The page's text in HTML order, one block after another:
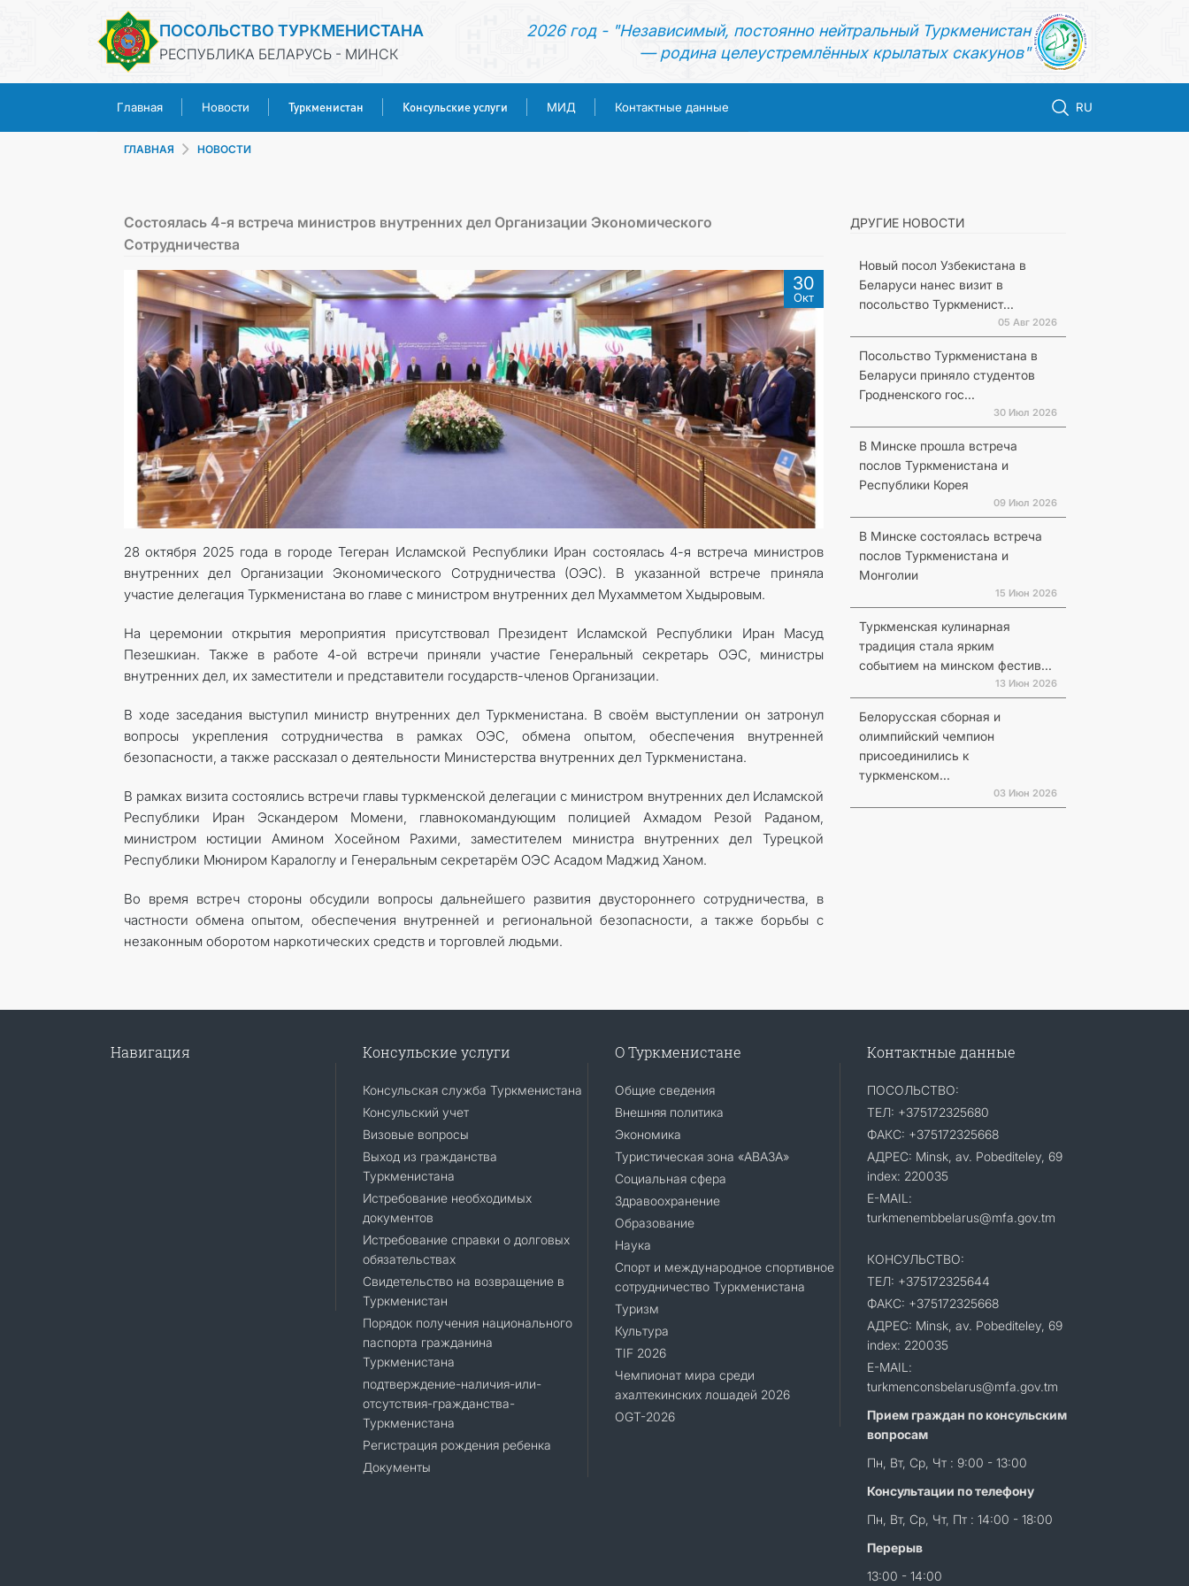
ПОСОЛЬСТВО ТУРКМЕНИСТАНА
РЕСПУБЛИКА БЕЛАРУСЬ - МИНСК
2026 год - "Независимый, постоянно нейтральный Туркменистан
— родина целеустремлённых крылатых скакунов"
Главная Новости Туркменистан Консульские услуги МИД Контактные данные RU
КОНСУЛЬСКИЕ УСЛУГИ
МИД
КОНТАКТНЫЕ ДАННЫЕ
ГЛАВНАЯ НОВОСТИ
Состоялась 4-я встреча министров внутренних дел Организации Экономического
Сотрудничества
30
Окт
28 октября 2025 года в городе Тегеран Исламской Республики Иран состоялась 4-я встреча министров
внутренних дел Организации Экономического Сотрудничества (ОЭС). В указанной встрече приняла
участие делегация Туркменистана во главе с министром внутренних дел Мухамметом Хыдыровым.
На церемонии открытия мероприятия присутствовал Президент Исламской Республики Иран Масуд
Пезешкиан. Также в работе 4-ой встречи приняли участие Генеральный секретарь ОЭС, министры
внутренних дел, их заместители и представители государств-членов Организации.
В ходе заседания выступил министр внутренних дел Туркменистана. В своём выступлении он затронул
вопросы укрепления сотрудничества в рамках ОЭС, обмена опытом, обеспечения внутренней
безопасности, а также рассказал о деятельности Министерства внутренних дел Туркменистана.
В рамках визита состоялись встречи главы туркменской делегации с министром внутренних дел Исламской
Республики Иран Эскандером Момени, главнокомандующим полицией Ахмадом Резой Раданом,
министром юстиции Амином Хосейном Рахими, заместителем министра внутренних дел Турецкой
Республики Мюниром Каралоглу и Генеральным секретарём ОЭС Асадом Маджид Ханом.
Во время встреч стороны обсудили вопросы дальнейшего развития двустороннего сотрудничества, в
частности обмена опытом, обеспечения внутренней и региональной безопасности, а также борьбы с
незаконным оборотом наркотических средств и торговлей людьми.
ДРУГИЕ НОВОСТИ
Новый посол Узбекистана в
Беларуси нанес визит в
посольство Туркменист...
05 Авг 2026
Посольство Туркменистана в
Беларуси приняло студентов
Гродненского гос...
30 Июл 2026
В Минске прошла встреча
послов Туркменистана и
Республики Корея
09 Июл 2026
В Минске состоялась встреча
послов Туркменистана и
Монголии
15 Июн 2026
Туркменская кулинарная
традиция стала ярким
событием на минском фестив...
13 Июн 2026
Белорусская сборная и
олимпийский чемпион
присоединились к
туркменском...
03 Июн 2026
Навигация Консульские услуги
Консульская служба Туркменистана
Консульский учет
Визовые вопросы
Выход из гражданства
Туркменистана
Истребование необходимых
документов
Истребование справки о долговых
обязательствах
Свидетельство на возвращение в
Туркменистан
Порядок получения национального
паспорта гражданина
Туркменистана
подтверждение-наличия-или-
отсутствия-гражданства-
Туркменистана
Регистрация рождения ребенка
Документы
О Туркменистане
Общие сведения
Внешняя политика
Экономика
Туристическая зона «АВАЗА»
Социальная сфера
Здравоохранение
Образование
Наука
Спорт и международное спортивное
сотрудничество Туркменистана
Туризм
Культура
TIF 2026
Чемпионат мира среди
ахалтекинских лошадей 2026
OGT-2026
Контактные данные
ПОСОЛЬСТВО:
ТЕЛ: +375172325680
ФАКС: +375172325668
АДРЕС: Minsk, av. Pobediteley, 69
index: 220035
E-MAIL:
turkmenembbelarus@mfa.gov.tm
КОНСУЛЬСТВО:
ТЕЛ: +375172325644
ФАКС: +375172325668
АДРЕС: Minsk, av. Pobediteley, 69
index: 220035
E-MAIL:
turkmenconsbelarus@mfa.gov.tm
Прием граждан по консульским
вопросам
Пн, Вт, Ср, Чт : 9:00 - 13:00
Консультации по телефону
Пн, Вт, Ср, Чт, Пт : 14:00 - 18:00
Перерыв
13:00 - 14:00